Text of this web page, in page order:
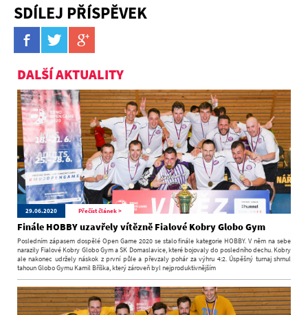
SDÍLEJ PŘÍSPĚVEK
DALŠÍ AKTUALITY
29.06.2020 Přečíst článek >
Finále HOBBY uzavřely vítězně Fialové Kobry Globo Gym
Posledním zápasem dospělé Open Game 2020 se stalo finále kategorie HOBBY. V něm na sebe
narazily Fialové Kobry Globo Gym a SK Domaslavice, které bojovaly do posledního dechu. Kobry
ale nakonec udržely náskok z první půle a převzaly pohár za výhru 4:2. Úspěšný turnaj shrnul
tahoun Globo Gymu Kamil Bříška, který zároveň byl nejproduktivnějším